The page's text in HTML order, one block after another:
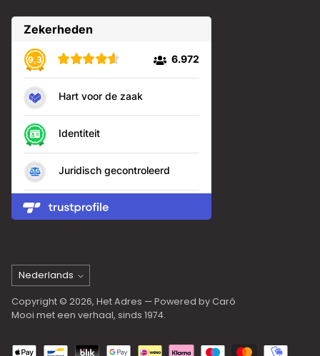
Taal
Nederlands
Copyright © 2026, Het Adres — Powered by Caró
Mooi met een verhaal, sinds 1974.